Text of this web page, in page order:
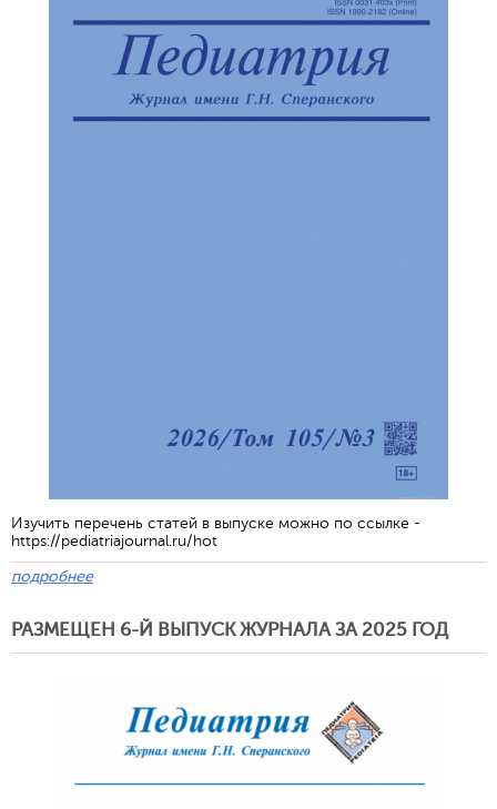
Изучить перечень статей в выпуске можно по ссылке -
https://pediatriajournal.ru/hot
подробнее
РАЗМЕЩЕН 6-Й ВЫПУСК ЖУРНАЛА ЗА 2025 ГОД